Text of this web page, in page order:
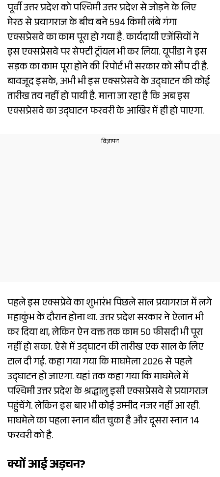
पूर्वी उत्तर प्रदेश को पश्चिमी उत्तर प्रदेश से जोड़ने के लिए
मेरठ से प्रयागराज के बीच बने 594 किमी लंबे गंगा
एक्सप्रेसवे का काम पूरा हो गया है. कार्यदायी एजेंसियों ने
इस एक्सप्रेसवे पर सेफ्टी ट्रॉयल भी कर लिया. यूपीडा ने इस
सड़क का काम पूरा होने की रिपोर्ट भी सरकार को सौंप दी है.
बावजूद इसके, अभी भी इस एक्सप्रेसवे के उद्घाटन की कोई
तारीख तय नहीं हो पायी है. माना जा रहा है कि अब इस
एक्सप्रेसवे का उद्घाटन फरवरी के आखिर में ही हो पाएगा.
पहले इस एक्सप्रेवे का शुभारंभ पिछले साल प्रयागराज में लगे
महाकुंभ के दौरान होना था. उत्तर प्रदेश सरकार ने ऐलान भी
कर दिया था, लेकिन ऐन वक्त तक काम 50 फीसदी भी पूरा
नहीं हो सका. ऐसे में उद्घाटन की तारीख एक साल के लिए
टाल दी गई. कहा गया गया कि माघमेला 2026 से पहले
उद्घाटन हो जाएगा. यहां तक कहा गया कि माघमेले में
पश्चिमी उत्तर प्रदेश के श्रद्धालु इसी एक्सप्रेसवे से प्रयागराज
पहुंचेंगे. लेकिन इस बार भी कोई उम्मीद नजर नहीं आ रही.
माघमेले का पहला स्नान बीत चुका है और दूसरा स्नान 14
फरवरी को है.
क्यों आई अड़चन?